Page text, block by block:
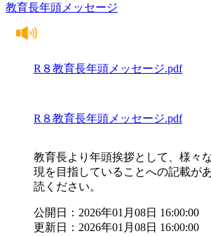
教育長年頭メッセージ
R８教育長年頭メッセージ.pdf
R８教育長年頭メッセージ.pdf
教育長より年頭挨拶として、様々
現を目指していることへの記載が
読ください。
公開日：2026年01月08日 16:00:00
更新日：2026年01月08日 16:00:00